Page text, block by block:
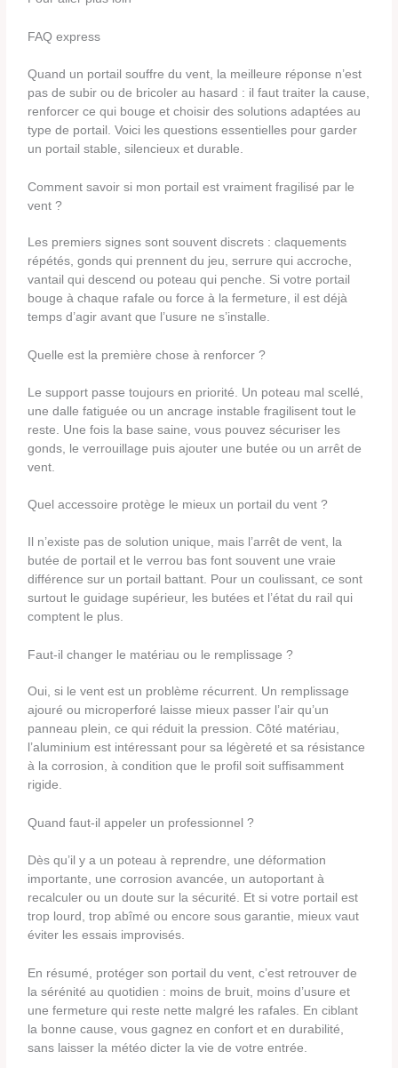
FAQ express
Quand un portail souffre du vent, la meilleure réponse n’est
pas de subir ou de bricoler au hasard : il faut traiter la cause,
renforcer ce qui bouge et choisir des solutions adaptées au
type de portail. Voici les questions essentielles pour garder
un portail stable, silencieux et durable.
Comment savoir si mon portail est vraiment fragilisé par le
vent ?
Les premiers signes sont souvent discrets : claquements
répétés, gonds qui prennent du jeu, serrure qui accroche,
vantail qui descend ou poteau qui penche. Si votre portail
bouge à chaque rafale ou force à la fermeture, il est déjà
temps d’agir avant que l’usure ne s’installe.
Quelle est la première chose à renforcer ?
Le support passe toujours en priorité. Un poteau mal scellé,
une dalle fatiguée ou un ancrage instable fragilisent tout le
reste. Une fois la base saine, vous pouvez sécuriser les
gonds, le verrouillage puis ajouter une butée ou un arrêt de
vent.
Quel accessoire protège le mieux un portail du vent ?
Il n’existe pas de solution unique, mais l’arrêt de vent, la
butée de portail et le verrou bas font souvent une vraie
différence sur un portail battant. Pour un coulissant, ce sont
surtout le guidage supérieur, les butées et l’état du rail qui
comptent le plus.
Faut-il changer le matériau ou le remplissage ?
Oui, si le vent est un problème récurrent. Un remplissage
ajouré ou microperforé laisse mieux passer l’air qu’un
panneau plein, ce qui réduit la pression. Côté matériau,
l’aluminium est intéressant pour sa légèreté et sa résistance
à la corrosion, à condition que le profil soit suffisamment
rigide.
Quand faut-il appeler un professionnel ?
Dès qu’il y a un poteau à reprendre, une déformation
importante, une corrosion avancée, un autoportant à
recalculer ou un doute sur la sécurité. Et si votre portail est
trop lourd, trop abîmé ou encore sous garantie, mieux vaut
éviter les essais improvisés.
En résumé, protéger son portail du vent, c’est retrouver de
la sérénité au quotidien : moins de bruit, moins d’usure et
une fermeture qui reste nette malgré les rafales. En ciblant
la bonne cause, vous gagnez en confort et en durabilité,
sans laisser la météo dicter la vie de votre entrée.